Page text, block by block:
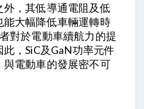
，其低導通電阻及低
大幅降低車輛運轉時
對於電動車續航力的提
，SiC及GaN功率元件
電動車的發展密不可